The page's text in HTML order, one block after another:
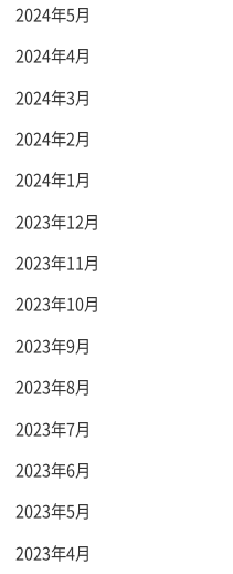
2024年5月
2024年4月
2024年3月
2024年2月
2024年1月
2023年12月
2023年11月
2023年10月
2023年9月
2023年8月
2023年7月
2023年6月
2023年5月
2023年4月